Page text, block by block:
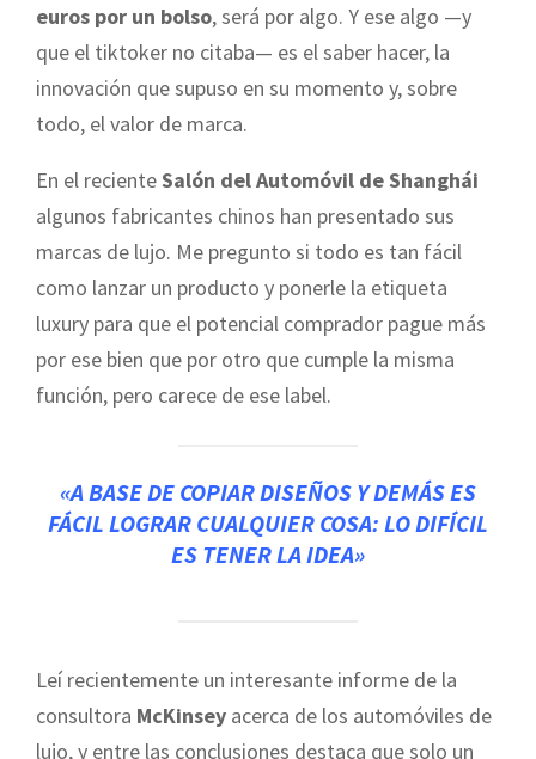
euros por un bolso, será por algo. Y ese algo —y
que el tiktoker no citaba— es el saber hacer, la
innovación que supuso en su momento y, sobre
todo, el valor de marca.
En el recienteSalón del Automóvil de Shanghái
algunos fabricantes chinos han presentado sus
marcas de lujo. Me pregunto si todo es tan fácil
como lanzar un producto y ponerle la etiqueta
luxury para que el potencial comprador pague más
por ese bien que por otro que cumple la misma
función, pero carece de ese label.
«A BASE DE COPIAR DISEÑOS Y DEMÁS ES
FÁCIL LOGRAR CUALQUIER COSA: LO DIFÍCIL
ES TENER LA IDEA»
Leí recientemente un interesante informe de la
consultora McKinsey acerca de los automóviles de
lujo, y entre las conclusiones destaca que solo un